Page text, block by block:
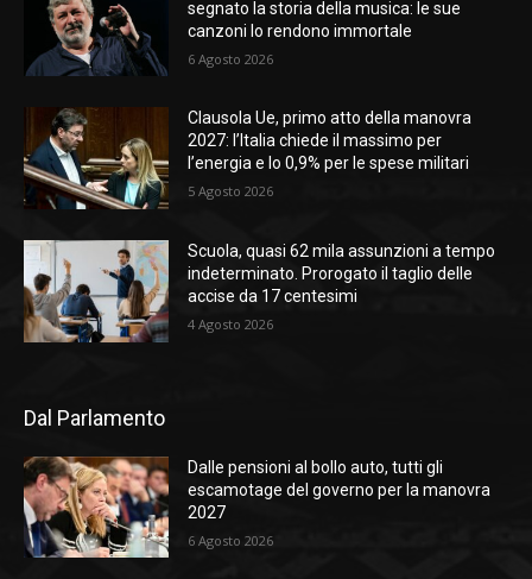
segnato la storia della musica: le sue
canzoni lo rendono immortale
6 Agosto 2026
Clausola Ue, primo atto della manovra
2027: l’Italia chiede il massimo per
l’energia e lo 0,9% per le spese militari
5 Agosto 2026
Scuola, quasi 62 mila assunzioni a tempo
indeterminato. Prorogato il taglio delle
accise da 17 centesimi
4 Agosto 2026
Dal Parlamento
Dalle pensioni al bollo auto, tutti gli
escamotage del governo per la manovra
2027
6 Agosto 2026